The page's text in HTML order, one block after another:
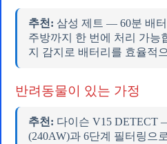
추천: 삼성 제트 — 60분 배
주방까지 한 번에 처리 가능
지 감지로 배터리를 효율적
반려동물이 있는 가정
추천: 다이슨 V15 DETECT
(240AW)과 6단계 필터링으